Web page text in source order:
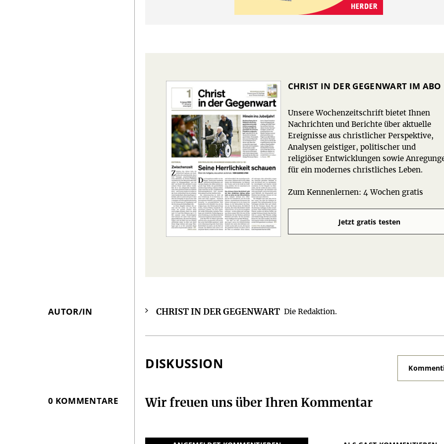
CHRIST IN DER GEGENWART IM ABO
Unsere Wochenzeitschrift bietet Ihnen
Nachrichten und Berichte über aktuelle
Ereignisse aus christlicher Perspektive,
Analysen geistiger, politischer und
religiöser Entwicklungen sowie
für ein modernes christliches Leben.
Zum Kennenlernen: 4 Wochen gratis
Jetzt gratis testen
Überschrift
AUTOR/IN CHRIST IN DER GEGENWART Die Redaktion.
DISKUSSION
0 KOMMENTARE Wir freuen uns über Ihren Kommentar